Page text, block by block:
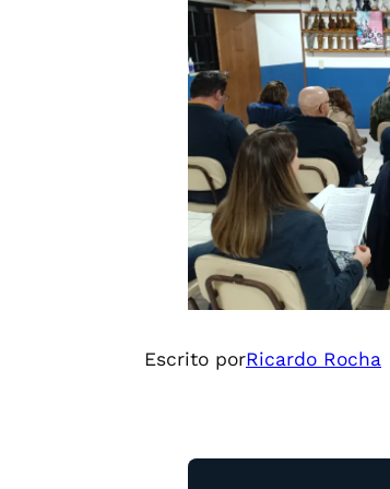
Escrito porRicardo Rocha